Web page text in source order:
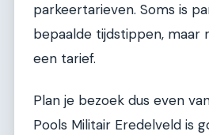
parkeertarieven. Soms is
bepaalde tijdstippen, maar
een tarief.
Plan je bezoek dus even
Pools Militair Eredelveld is